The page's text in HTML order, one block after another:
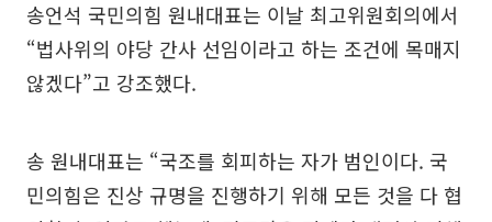
송언석 국민의힘 원내대표는 이날 최고위원회의에서
“법사위의 야당 간사 선임이라고 하는 조건에 목매지
않겠다”고 강조했다.
송 원내대표는 “국조를 회피하는 자가 범인이다. 국
민의힘은 진상 규명을 진행하기 위해 모든 것을 다 협